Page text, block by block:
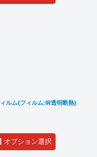
ルム(フィルム:IR透明断熱)
オプション選択